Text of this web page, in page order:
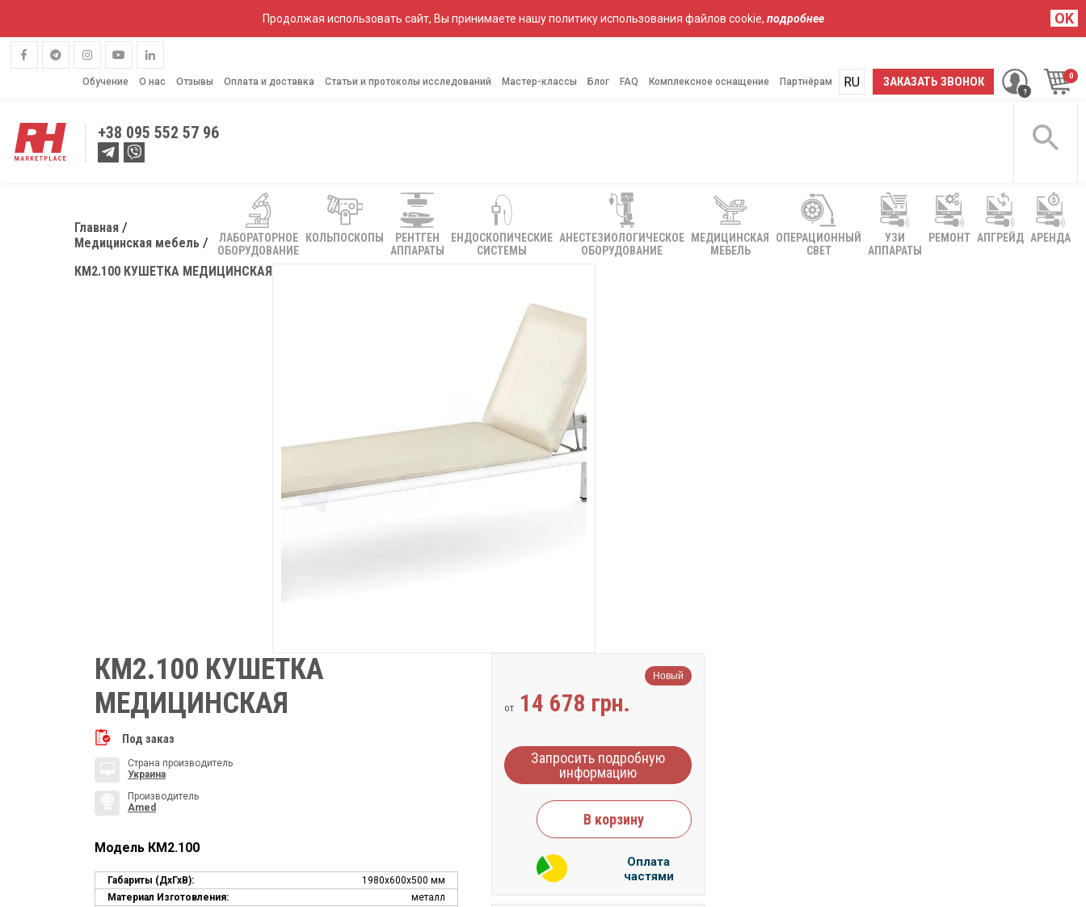
Продолжая использовать сайт, Вы принимаете нашу политику использования файлов cookie, подробнее OK
Обучение О нас Отзывы Оплата и доставка Статьи и протоколы исследований Мастер-классы Блог FAQ Комплексное оснащение Партнёрам ЗАКАЗАТЬ ЗВОНОК
RU
UA
+38 095 552 57 96
ЛАБОРАТОРНОЕ
ОБОРУДОВАНИЕ
КОЛЬПОСКОПЫ
РЕНТГЕН
АППАРАТЫ
ЕНДОСКОПИЧЕСКИЕ
СИСТЕМЫ
АНЕСТЕЗИОЛОГИЧЕСКОЕ
ОБОРУДОВАНИЕ
МЕДИЦИНСКАЯ
МЕБЕЛЬ
ОПЕРАЦИОННЫЙ
СВЕТ
УЗИ
АППАРАТЫ
РЕМОНТ АПГРЕЙД АРЕНДА
Главная
Медицинская мебель
КМ2.100 КУШЕТКА МЕДИЦИНСКАЯ
КМ2.100 КУШЕТКА
МЕДИЦИНСКАЯ
Под заказ
Страна производитель
Украина
Производитель
Amed
Модель КМ2.100
Габариты (ДхГхВ):
1980х600х500 мм
Материал Изготовления:
металл
Новый
от 14 678 грн.
Запросить подробную
информацию
В корзину
Оплата
частями